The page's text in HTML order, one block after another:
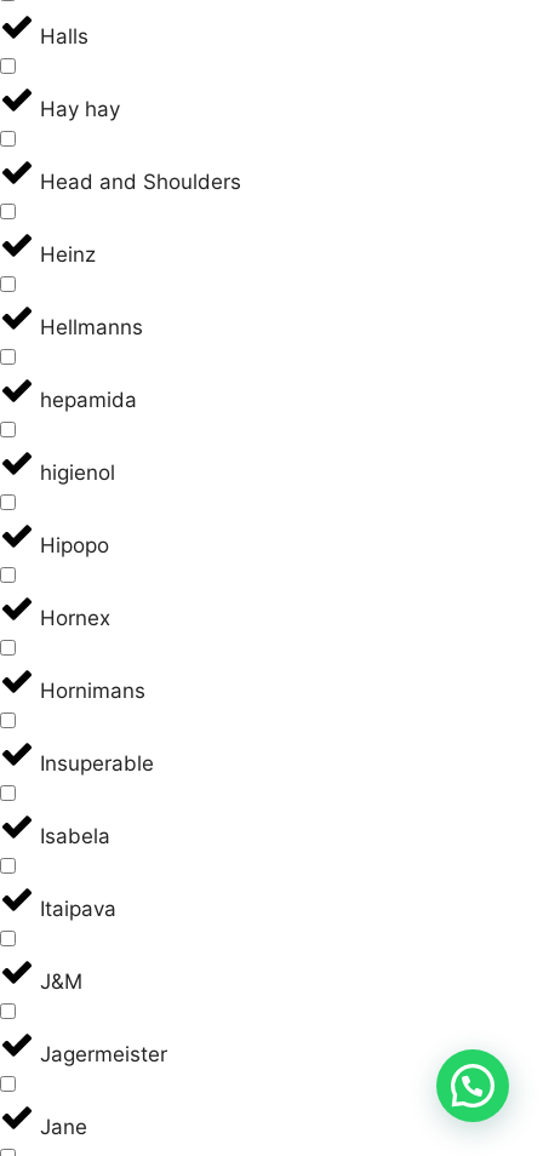
Halls
Hay hay
Head and Shoulders
Heinz
Hellmanns
hepamida
higienol
Hipopo
Hornex
Hornimans
Insuperable
Isabela
Itaipava
J&M
Jagermeister
Jane